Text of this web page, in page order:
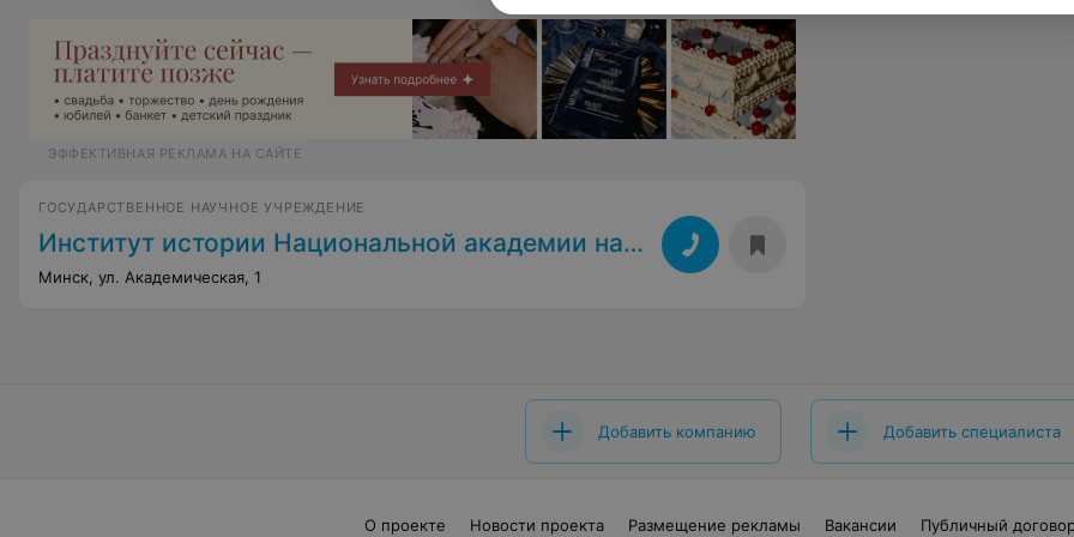
ЭФФЕКТИВНАЯ РЕКЛАМА НА САЙТЕ
ГОСУДАРСТВЕННОЕ НАУЧНОЕ УЧРЕЖДЕНИЕ
Институт истории Национальной академии наук Беларуси
Минск, ул. Академическая, 1
Добавить компанию Добавить специалиста
О проекте Новости проекта Размещение рекламы Вакансии Публичный